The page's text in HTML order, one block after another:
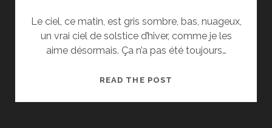
Le ciel, ce matin, est gris sombre, bas, nuageux,
un vrai ciel de solstice d’hiver, comme je les
aime désormais. Ça n’a pas été toujours…
READ THE POST